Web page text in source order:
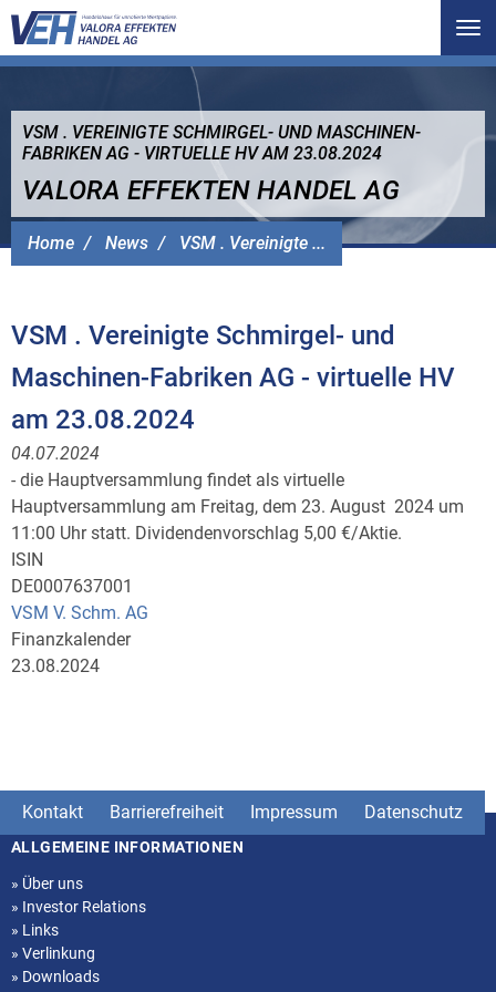
Home News VSM . Vereinigte ...
VSM . VEREINIGTE SCHMIRGEL- UND MASCHINEN-
FABRIKEN AG - VIRTUELLE HV AM 23.08.2024
VALORA EFFEKTEN HANDEL AG
VSM . Vereinigte Schmirgel- und
Maschinen-Fabriken AG - virtuelle HV
am 23.08.2024
04.07.2024
- die Hauptversammlung findet als virtuelle
Hauptversammlung am Freitag, dem 23. August 2024 um
11:00 Uhr statt. Dividendenvorschlag 5,00 €/Aktie.
ISIN
DE0007637001
VSM V. Schm. AG
Finanzkalender
23.08.2024
Kontakt Barrierefreiheit Impressum Datenschutz
Seitenstruktur
ALLGEMEINE INFORMATIONEN
» Über uns
» Investor Relations
» Links
» Verlinkung
» Downloads